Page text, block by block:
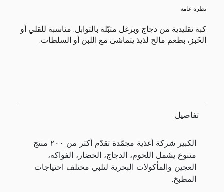
نظرة عامة
كبة تقليدية من دجاج وبرغل متبّلة بالتوابل. مناسبة للقلي أو
الخَبز، بطعم مالح لذيذ يتماشى مع اللبن أو السلطات.
تفاصيل
الكبير شركة أغذية مجمّدة تقدّم أكثر من ٢٠٠ منتج
متنوع يشمل اللحوم، الدجاج، الخضار، الفواكه،
العجين والمأكولات البحرية لتلبي مختلف احتياجات
المطبخ.